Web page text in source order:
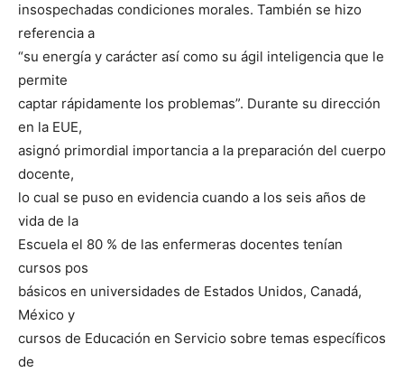
insospechadas condiciones morales. También se hizo
referencia a
“su energía y carácter así como su ágil inteligencia que le
permite
captar rápidamente los problemas”. Durante su dirección
en la EUE,
asignó primordial importancia a la preparación del cuerpo
docente,
lo cual se puso en evidencia cuando a los seis años de
vida de la
Escuela el 80 % de las enfermeras docentes tenían
cursos pos
básicos en universidades de Estados Unidos, Canadá,
México y
cursos de Educación en Servicio sobre temas específicos
de